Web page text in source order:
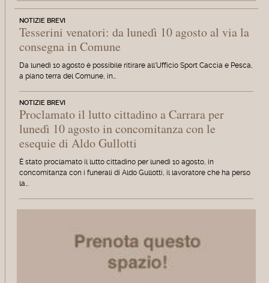
NOTIZIE BREVI
Tesserini venatori: da lunedì 10 agosto al via la
consegna in Comune
Da lunedì 10 agosto è possibile ritirare all'Ufficio Sport Caccia e Pesca,
a piano terra del Comune, in…
NOTIZIE BREVI
Proclamato il lutto cittadino a Carrara per
lunedì 10 agosto in concomitanza con le
esequie di Aldo Gullotti
È stato proclamato il lutto cittadino per lunedì 10 agosto, in
concomitanza con i funerali di Aldo Gullotti, il lavoratore che ha perso
la…